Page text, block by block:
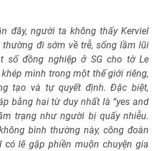
đây, người ta không thấy Kerviel
đi sớm về trễ, sống lầm lũi
số đồng nghiệp ở SG cho tờ Le
mình trong một thế giới riêng,
tạo và tự quyết định. Đặc biệt,
bằng hai từ duy nhất là “yes and
trạng như người bị quấy nhiễu.
bình thường này, công đoàn
có lẽ gặp phiền muộn chuyện gia